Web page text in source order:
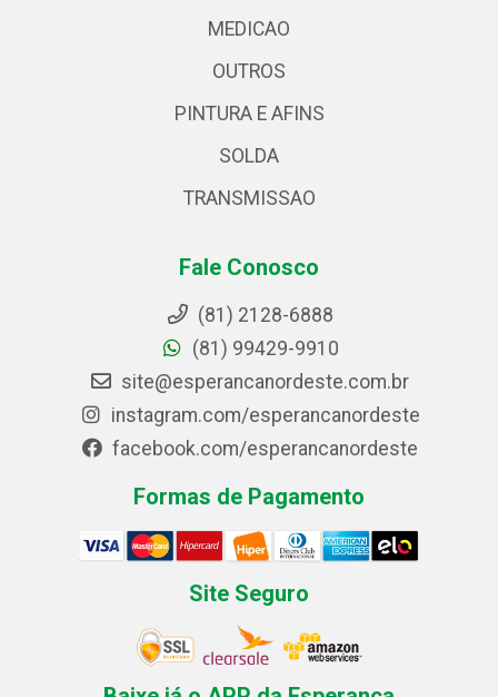
MEDICAO
OUTROS
PINTURA E AFINS
SOLDA
TRANSMISSAO
Fale Conosco
(81) 2128-6888
(81) 99429-9910
site@esperancanordeste.com.br
instagram.com/esperancanordeste
facebook.com/esperancanordeste
Formas de Pagamento
Site Seguro